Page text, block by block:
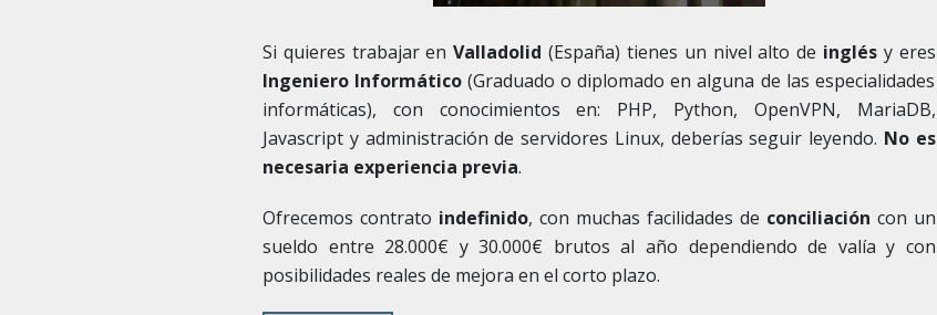
Si quieres trabajar enValladolid (España) tienes un nivel alto de inglés y eres
Ingeniero Informático (Graduado o diplomado en alguna de las especialidades
informáticas), con conocimientos en: PHP, Python, OpenVPN, MariaDB,
Javascript y administración de servidores Linux, deberías seguir leyendo. No es
necesaria experiencia previa.
Ofrecemos contrato indefinido, con muchas facilidades de conciliación con un
sueldo entre 28.000€ y 30.000€ brutos al año dependiendo de valía y con
posibilidades reales de mejora en el corto plazo.